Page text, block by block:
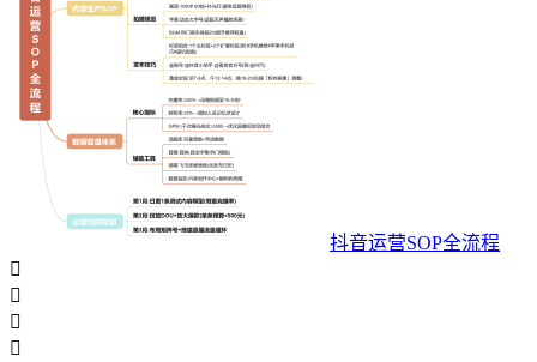
抖音运营SOP全流程



